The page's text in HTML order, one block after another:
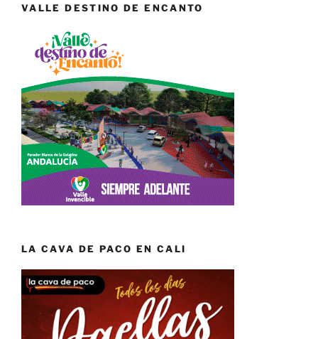
VALLE DESTINO DE ENCANTO
LA CAVA DE PACO EN CALI